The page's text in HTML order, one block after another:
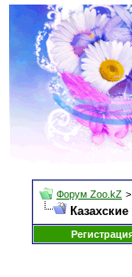
Форум Zoo.kZ >